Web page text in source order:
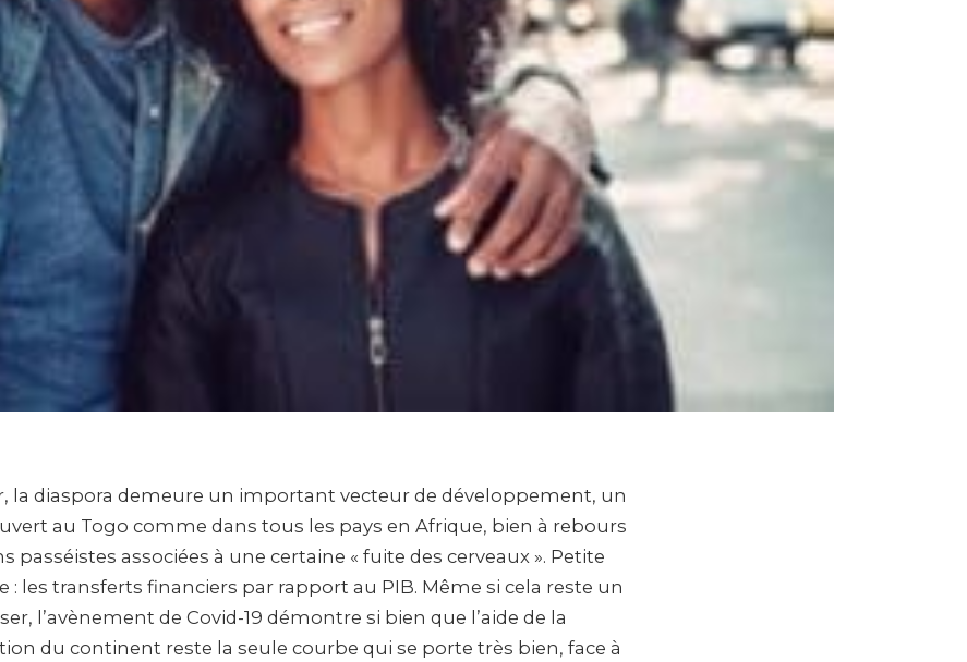
la diaspora demeure un important vecteur de développement, un
au Togo comme dans tous les pays en Afrique, bien à rebours
passéistes associées à une certaine « fuite des cerveaux ». Petite
: les transferts financiers par rapport au PIB. Même si cela reste un
l’avènement de Covid-19 démontre si bien que l’aide de la
du continent reste la seule courbe qui se porte très bien, face à